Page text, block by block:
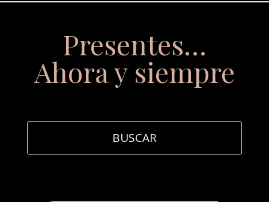
Presentes…
Ahora y siempre